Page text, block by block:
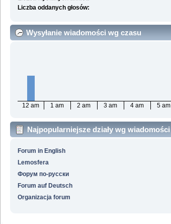
Liczba oddanych głosów:
Wysyłanie wiadomości wg czasu
12 am 1 am 2 am 3 am 4 am 5 am
Najpopularniejsze działy wg wiadomości
Forum in English
Lemosfera
Форум по-русски
Forum auf Deutsch
Organizacja forum